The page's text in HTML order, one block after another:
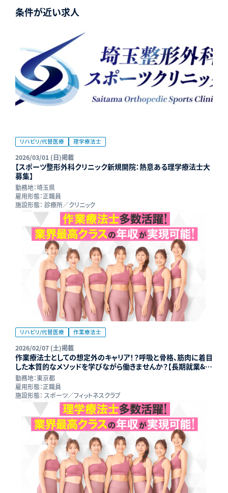
条件が近い求人
リハビリ/代替医療 理学療法士
2026/03/01 (日)掲載
【スポーツ整形外科クリニック新規開院：熱意ある理学療法士大
募集】
勤務地：埼玉県
雇用形態：正職員
施設形態： 診療所／クリニック
リハビリ/代替医療 作業療法士
2026/02/07 (土)掲載
作業療法士としての想定外のキャリア！？呼吸と骨格、筋肉に着目
した本質的なメソッドを学びながら働きませんか？【長期就業&年
収UP可能】
勤務地：東京都
雇用形態：正職員
施設形態： スポーツ／フィットネスクラブ